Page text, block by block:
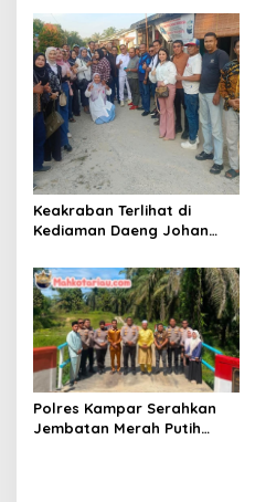
Yatim
Keakraban Terlihat di
Kediaman Daeng Johan
Puluhan Awak Media Hadir
Dalam Rangka Acara Rutin
Grup Info Lalu Lintas
sekaligus Doa Syukuran
Menempati Rumah.
Polres Kampar Serahkan
Jembatan Merah Putih